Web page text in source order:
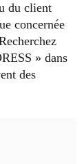
du client
concernée
» dans
des